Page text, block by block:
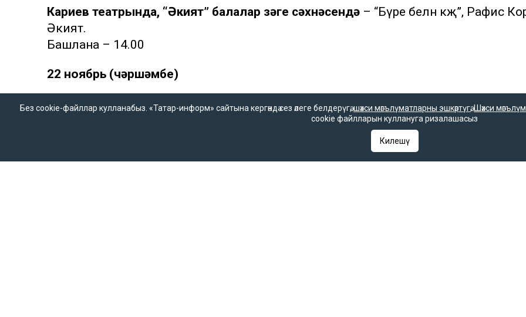
Кариев театрында, “Әкият” балалар үзәге сәхнәсендә – “Бүре белән кәҗә”, Рафис
Әкият.
Башлана – 14.00
22 ноябрь (чәршәмбе)
Камал театрында, Зур зал– “Гөргөри кияүләре”, Туфан Миңнуллин.
– “Бәйрәм белән, кызлар!”, Шамил Фәрхетдин.
Башлана – 18.30
Без cookie-файллар кулланабыз. «Татар-информ» сайтына кергәндә сез әлеге белдерүгә,шәхси мәгълүматларны эшкәртүгә,Шәхси
cookie файлларын куллануга ризалашасыз
Килешү